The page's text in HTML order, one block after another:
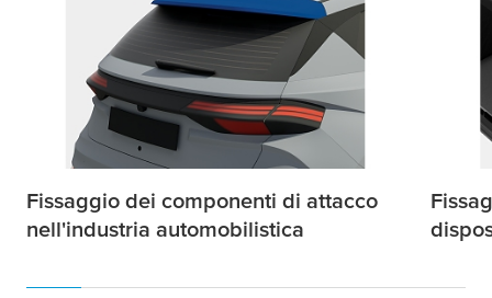
Fissaggio dei componenti di attacco
nell'industria automobilistica